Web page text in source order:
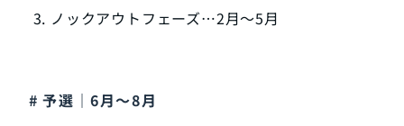
ノックアウトフェーズ…2月〜5月
予選｜6月〜8月